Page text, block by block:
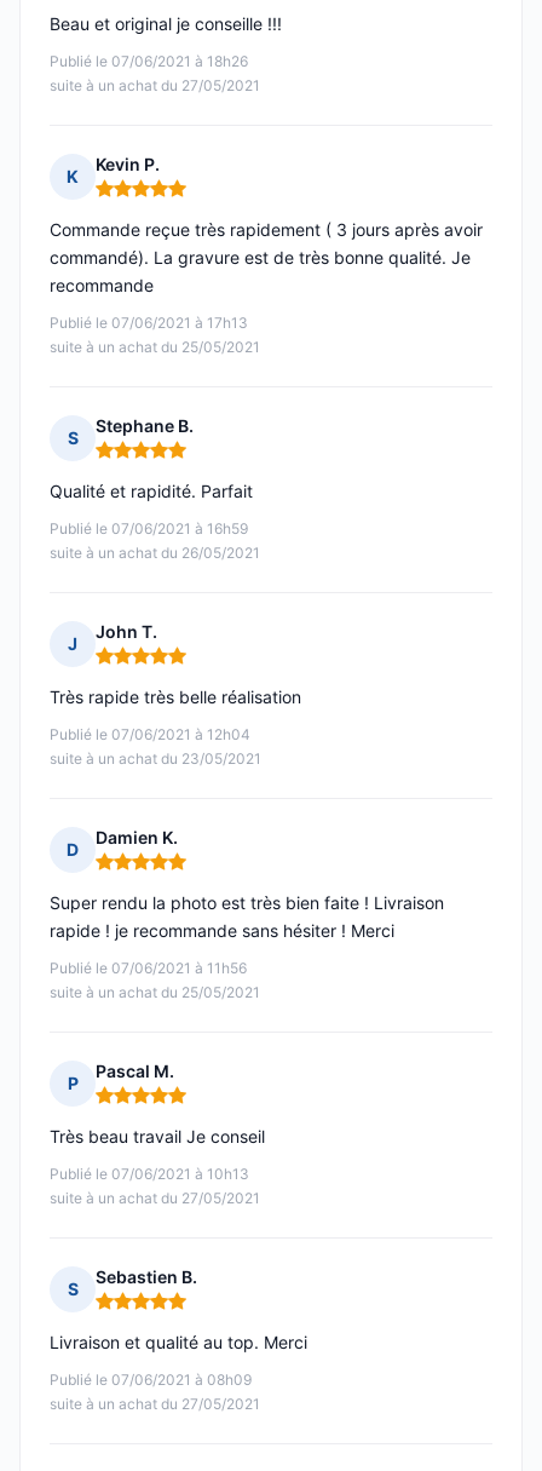
Publié le 07/06/2021 à 18h26
suite à un achat du 27/05/2021
Beau et original je conseille !!!
K
Kevin P.
Note : 5 sur 5
Publié le 07/06/2021 à 17h13
suite à un achat du 25/05/2021
Commande reçue très rapidement ( 3 jours après avoir
commandé). La gravure est de très bonne qualité. Je
recommande
S
Stephane B.
Note : 5 sur 5
Publié le 07/06/2021 à 16h59
suite à un achat du 26/05/2021
Qualité et rapidité. Parfait
J
John T.
Note : 5 sur 5
Publié le 07/06/2021 à 12h04
suite à un achat du 23/05/2021
Très rapide très belle réalisation
D
Damien K.
Note : 5 sur 5
Publié le 07/06/2021 à 11h56
suite à un achat du 25/05/2021
Super rendu la photo est très bien faite ! Livraison
rapide ! je recommande sans hésiter ! Merci
P
Pascal M.
Note : 5 sur 5
Publié le 07/06/2021 à 10h13
suite à un achat du 27/05/2021
Très beau travail Je conseil
S
Sebastien B.
Note : 5 sur 5
Publié le 07/06/2021 à 08h09
suite à un achat du 27/05/2021
Livraison et qualité au top. Merci